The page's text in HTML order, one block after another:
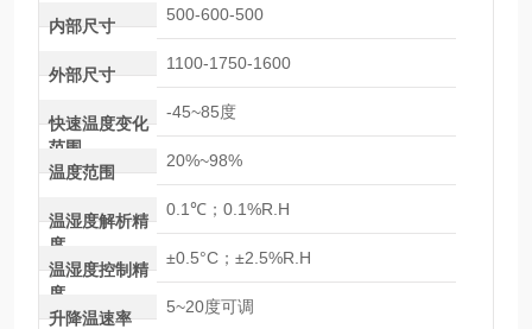
内部尺寸
500-600-500
外部尺寸
1100-1750-1600
快速温度变化
范围
-45~85度
温度范围
20%~98%
温湿度解析精
度
0.1℃；0.1%R.H
温湿度控制精
度
±0.5°C；±2.5%R.H
升降温速率
5~20度可调